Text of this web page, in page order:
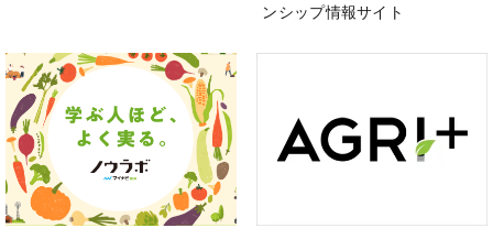
ンシップ情報サイト